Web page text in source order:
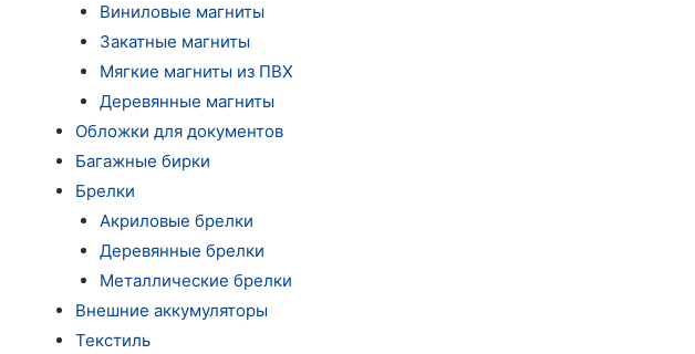
Виниловые магниты
Закатные магниты
Мягкие магниты из ПВХ
Деревянные магниты
Обложки для документов
Багажные бирки
Брелки
Акриловые брелки
Деревянные брелки
Металлические брелки
Внешние аккумуляторы
Текстиль